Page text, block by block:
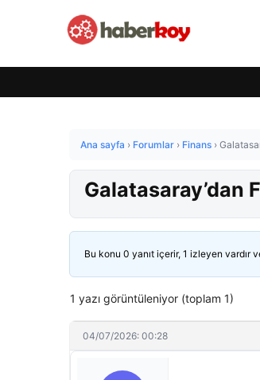
Ana sayfa › Forumlar › Finans ›
Galatasaray’dan
Bu konu 0 yanıt içerir, 1 izleyen vardır
1 yazı görüntüleniyor (toplam 1)
04/07/2026: 00:28